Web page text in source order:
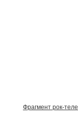
Фрагмент рок-